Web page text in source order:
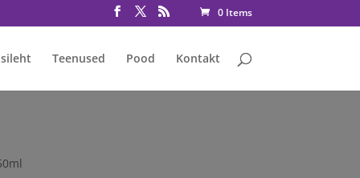
consent has been granted fbq('consent', 'grant');
0 Items
Teenused Pood Kontakt